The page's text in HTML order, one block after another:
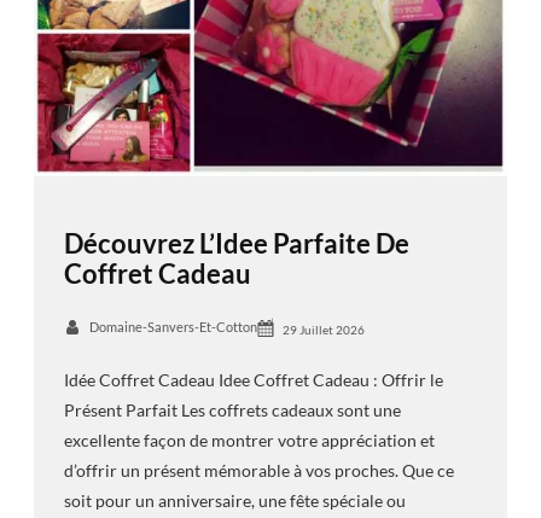
Découvrez L’Idee Parfaite De
Coffret Cadeau
Domaine-Sanvers-Et-Cotton 29 Juillet 2026
Idée Coffret Cadeau Idee Coffret Cadeau : Offrir le
Présent Parfait Les coffrets cadeaux sont une
excellente façon de montrer votre appréciation et
d’offrir un présent mémorable à vos proches. Que ce
soit pour un anniversaire, une fête spéciale ou